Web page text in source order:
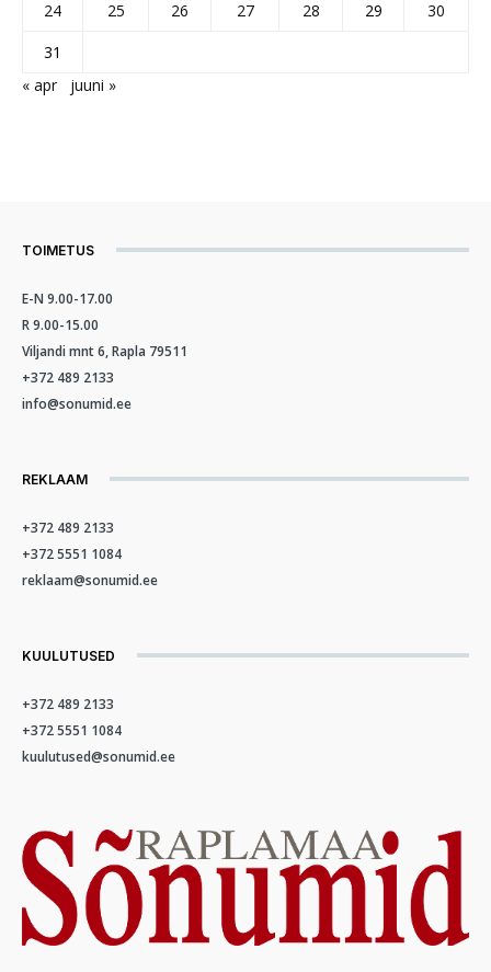
24
25 26 27 28 29
30
31
« apr
juuni »
TOIMETUS
E-N 9.00-17.00
R 9.00-15.00
Viljandi mnt 6, Rapla 79511
+372 489 2133
info@sonumid.ee
REKLAAM
+372 489 2133
+372 5551 1084
reklaam@sonumid.ee
KUULUTUSED
+372 489 2133
+372 5551 1084
kuulutused@sonumid.ee